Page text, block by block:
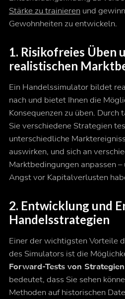
Stärke zu trainieren und
Gewohnheiten zu entwickeln.
1. Risikofreies Üben
realistischen
Ein Handelssimulator bildet
nach und bietet Ihnen die
Konsequenzen zu üben. Durch
Sie verschiedene Strategien
unterschiedliche
auswirken, und sich an
Marktbedingungen anpassen
Angst vor Kapitalverlusten
2. Entwicklung und
Handelsstrategien
Einer der wichtigsten Vorteile
des Simulators ist die
Forward-Tests von
bedeutet, dass Sie sehen
Methoden auf historischen